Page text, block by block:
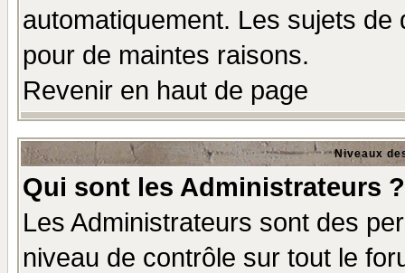
automatiquement. Les sujets
pour de maintes raisons.
Revenir en haut de page
Niveaux
Qui sont les Administrateurs ?
Les Administrateurs sont des
niveau de contrôle sur tout le